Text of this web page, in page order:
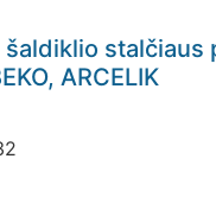
stalčiaus
ARCELIK